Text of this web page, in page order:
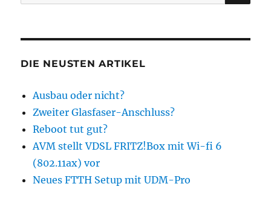
nach:
DIE NEUSTEN ARTIKEL
Ausbau oder nicht?
Zweiter Glasfaser-Anschluss?
Reboot tut gut?
AVM stellt VDSL FRITZ!Box mit Wi-fi 6
(802.11ax) vor
Neues FTTH Setup mit UDM-Pro